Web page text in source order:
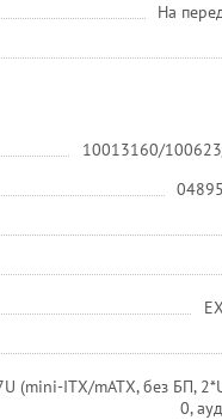
На
10013160/
(mini-ITX/mATX, без БП,
0,